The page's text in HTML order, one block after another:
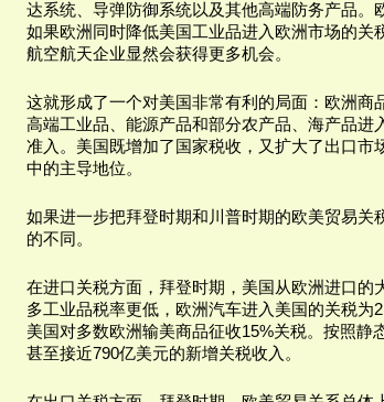
达系统、导弹防御系统以及其他高端防务产品。
如果欧洲同时降低美国工业品进入欧洲市场的关
航空航天企业显然会获得更多机会。
这就形成了一个对美国非常有利的局面：欧洲商
高端工业品、能源产品和部分农产品、海产品进
准入。美国既增加了国家税收，又扩大了出口市
中的主导地位。
如果进一步把拜登时期和川普时期的欧美贸易关
的不同。
在进口关税方面，拜登时期，美国从欧洲进口的
多工业品税率更低，欧洲汽车进入美国的关税为
美国对多数欧洲输美商品征收15%关税。按照静
甚至接近790亿美元的新增关税收入。